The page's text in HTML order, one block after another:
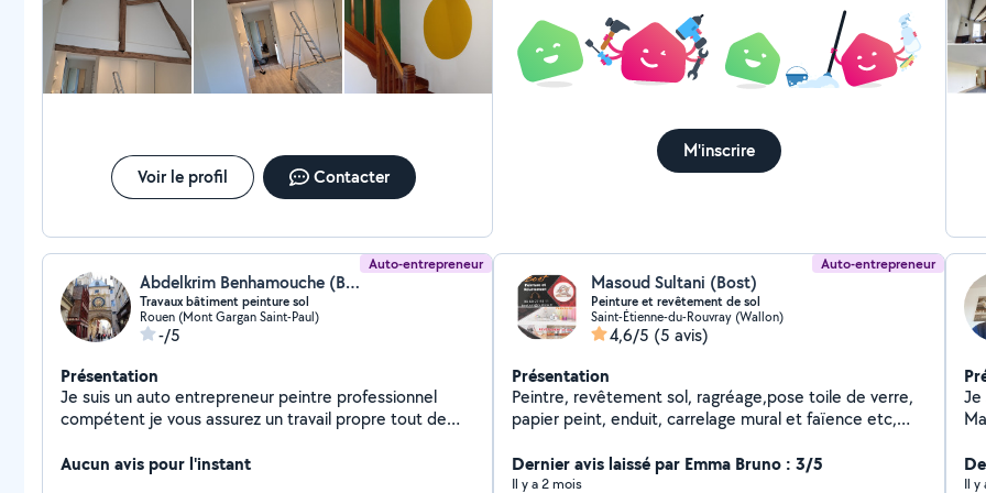
Vingt sept. Quarante huite, sinquante.
Voir le profil Contacter
M'inscrire
Auto-entrepreneur
Abdelkrim Benhamouche (BA-PEINT-SERVICE)
Travaux bâtiment peinture sol
Rouen (Mont Gargan Saint-Paul)
-/5
Présentation
Je suis un auto entrepreneur peintre professionnel
compétent je vous assurez un travail propre tout de
montage des meubles ext et mon chiffre d'affaire en
Aucun avis pour l'instant
Auto-entrepreneur
Masoud Sultani (Bost)
Peinture et revêtement de sol
Saint-Étienne-du-Rouvray (Wallon)
4,6/5 (5 avis)
Présentation
Peintre, revêtement sol, ragréage,pose toile de verre,
papier peint, enduit, carrelage mural et faïence etc,
Dernier avis laissé par Emma Bruno : 3/5
Il y a 2 mois
Je
Il y